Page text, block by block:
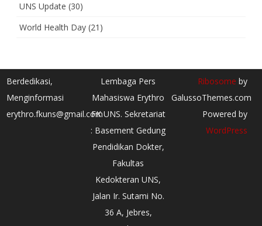
UNS Update (30)
World Health Day (21)
Berdedikasi,
Menginformasi
erythro.fkuns@gmail.com
Lembaga Pers
Mahasiswa Erythro
FK UNS. Sekretariat
: Basement Gedung
Pendidikan Dokter,
Fakultas
Kedokteran UNS,
Jalan Ir. Sutami No.
36 A, Jebres,
Ribosome by
GalussoThemes.com
Powered by
WordPress